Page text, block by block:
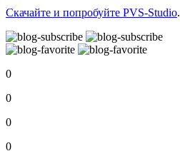
Скачайте и попробуйте PVS-Studio.
0
0
0
0